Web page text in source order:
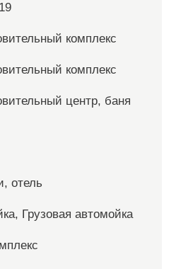
комплекс
комплекс
центр, баня
отель
Грузовая автомойка